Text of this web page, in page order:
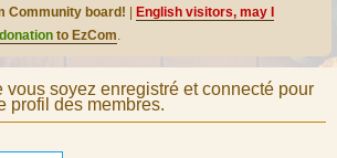
Community board!
English visitors, may I
to EzCom.
vous soyez enregistré et connecté pour
profil des membres.